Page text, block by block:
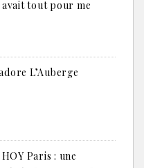
tout pour me
L’Auberge
Paris : une